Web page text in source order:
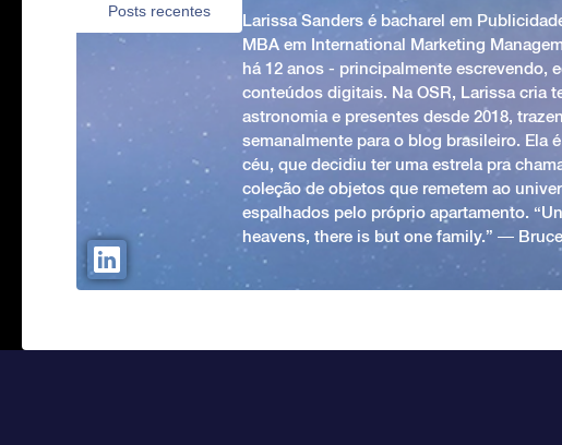
Posts recentes
Larissa Sanders é bacharel em
MBA em International Marketing
há 12 anos - principalmente escrevendo,
conteúdos digitais. Na OSR, Larissa cria
astronomia e presentes desde 2018,
semanalmente para o blog brasileiro. Ela
céu, que decidiu ter uma estrela pra
coleção de objetos que remetem ao
espalhados pelo próprio apartamento.
heavens, there is but one family.” ―